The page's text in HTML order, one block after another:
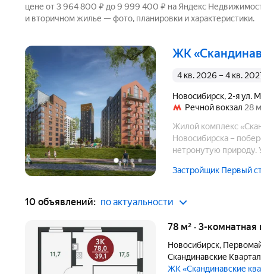
цене от 3 964 800 ₽ до 9 999 400 ₽ на Яндекс
и вторичном жилье — фото, планировки и характеристики.
ЖК
4 кв. 2026 – 4 кв.
Речной вокзал 28
Новосибирск, 2-я ул.
Жилой комплекс
Новосибирска –
нетронутую природу.
мотивам Норвегии и
Застройщик Первый
10 объявлений: по актуальности
78 м² · 3-
Новосибирск,
Скандинавские
ЖК «Скандинавские